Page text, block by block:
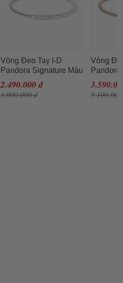
Vòng Đeo Tay I-D
Pandora Signature Màu
Bạc 599493C00 Size
16.5
2.490.000 đ
3.000.000 đ
Vòng
Size 17.5